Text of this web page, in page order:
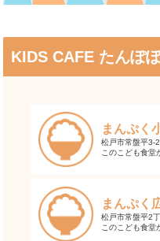
KIDS CAFE たんぽ
まんぷく
松戸市常盤平
このこども食堂
まんぷく
松戸市常盤平2
このこども食堂